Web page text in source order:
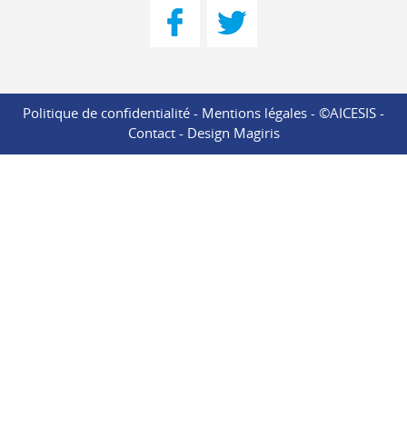
Politique de confidentialité - Mentions légales - ©AICESIS -
Contact- Design Magiris